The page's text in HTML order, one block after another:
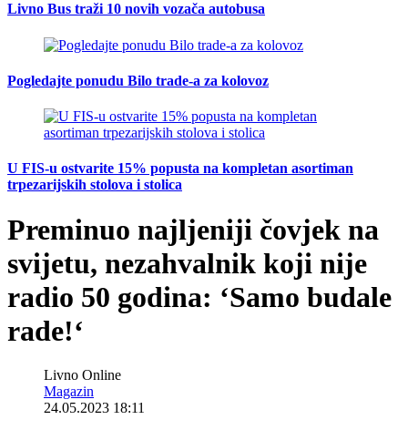
Livno Bus traži 10 novih vozača autobusa
Pogledajte ponudu Bilo trade-a za kolovoz
U FIS-u ostvarite 15% popusta na kompletan asortiman
trpezarijskih stolova i stolica
Preminuo najljeniji čovjek na
svijetu, nezahvalnik koji nije
radio 50 godina: ‘Samo budale
rade!‘
Livno Online
Magazin
24.05.2023 18:11